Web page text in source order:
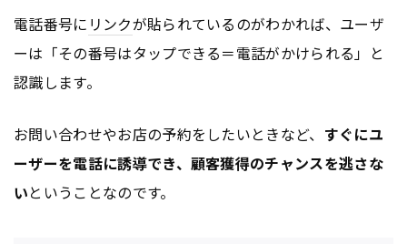
電話番号に リンクが貼られているのがわかれば、ユーザ
ーは「その番号はタップできる＝電話がかけられる」と
認識します。
お問い合わせやお店の予約をしたいときなど、 すぐにユ
ーザーを電話に誘導でき、顧客獲得のチャンスを逃さな
いということなのです。